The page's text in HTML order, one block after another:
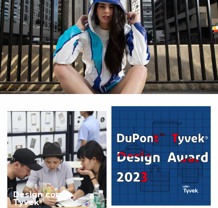
Design com
Tyvek®